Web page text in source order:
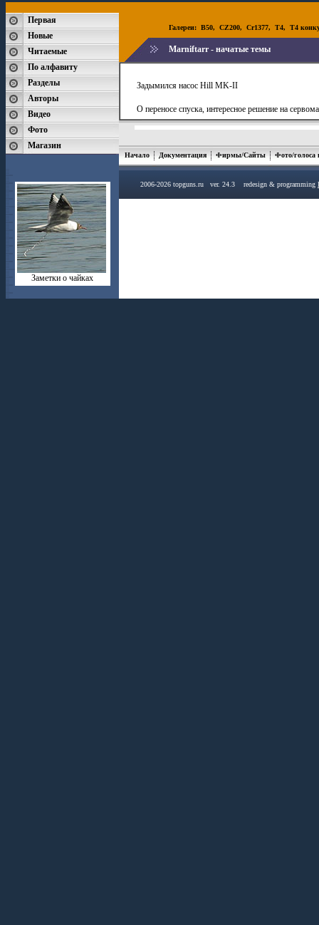
Первая
Новые
Читаемые
По алфавиту
Разделы
Авторы
Видео
Фото
Магазин
Заметки о чайках
Галереи: B50, CZ200, Cr1377, T4, T4
Marniftarr - начатые темы
Задымился насос Hill MK-II
О переносе спуска, интересное решение на
Начало Документация Фирмы/Сайты Фото/голоса
2006-2026 topguns.ru ver. 24.3 redesign & programming